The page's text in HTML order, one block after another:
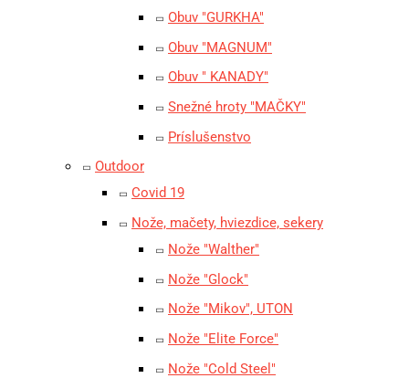
Obuv "GURKHA"
Obuv "MAGNUM"
Obuv " KANADY"
Snežné hroty "MAČKY"
Príslušenstvo
Outdoor
Covid 19
Nože, mačety, hviezdice, sekery
Nože "Walther"
Nože "Glock"
Nože "Mikov", UTON
Nože "Elite Force"
Nože "Cold Steel"